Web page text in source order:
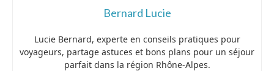
Bernard Lucie
Lucie Bernard, experte en conseils pratiques pour
voyageurs, partage astuces et bons plans pour un séjour
parfait dans la région Rhône-Alpes.